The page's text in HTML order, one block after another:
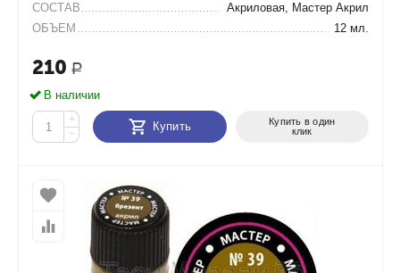
СОСТАВ
Акриловая, Мастер Акрил
ОБЪЕМ
12 мл.
210 Р
В наличии
+
−
Купить
Купить в один
клик